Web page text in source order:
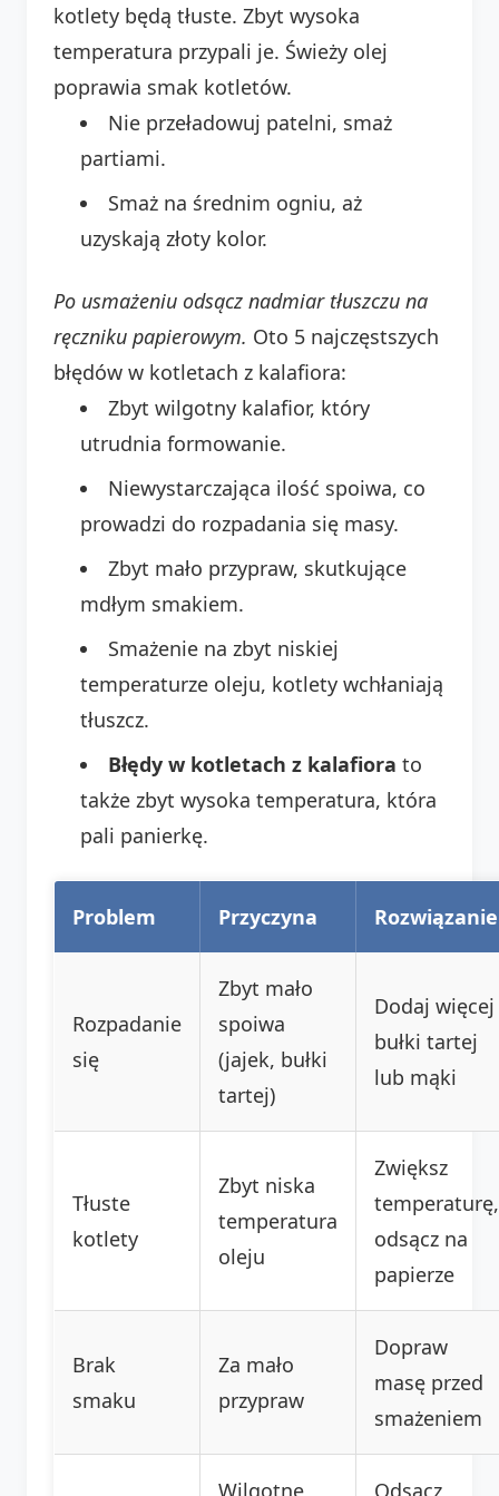
kotlety będą tłuste. Zbyt wysoka
temperatura przypali je. Świeży olej
poprawia smak kotletów.
Nie przeładowuj patelni, smaż
partiami.
Smaż na średnim ogniu, aż
uzyskają złoty kolor.
Po usmażeniu odsącz nadmiar tłuszczu na
ręczniku papierowym. Oto 5 najczęstszych
błędów w kotletach z kalafiora:
Zbyt wilgotny kalafior, który
utrudnia formowanie.
Niewystarczająca ilość spoiwa, co
prowadzi do rozpadania się masy.
Zbyt mało przypraw, skutkujące
mdłym smakiem.
Smażenie na zbyt niskiej
temperaturze oleju, kotlety wchłaniają
tłuszcz.
Błędy w kotletach z kalafiora to
także zbyt wysoka temperatura, która
pali panierkę.
Problem Przyczyna Rozwiązanie
Rozpadanie
się
Zbyt mało
spoiwa
(jajek, bułki
tartej)
Dodaj więcej
bułki tartej
lub mąki
Tłuste
kotlety
Zbyt niska
temperatura
oleju
Zwiększ
temperaturę,
odsącz na
papierze
Brak
smaku
Za mało
przypraw
Dopraw
masę przed
smażeniem
Wilgotne Odsącz